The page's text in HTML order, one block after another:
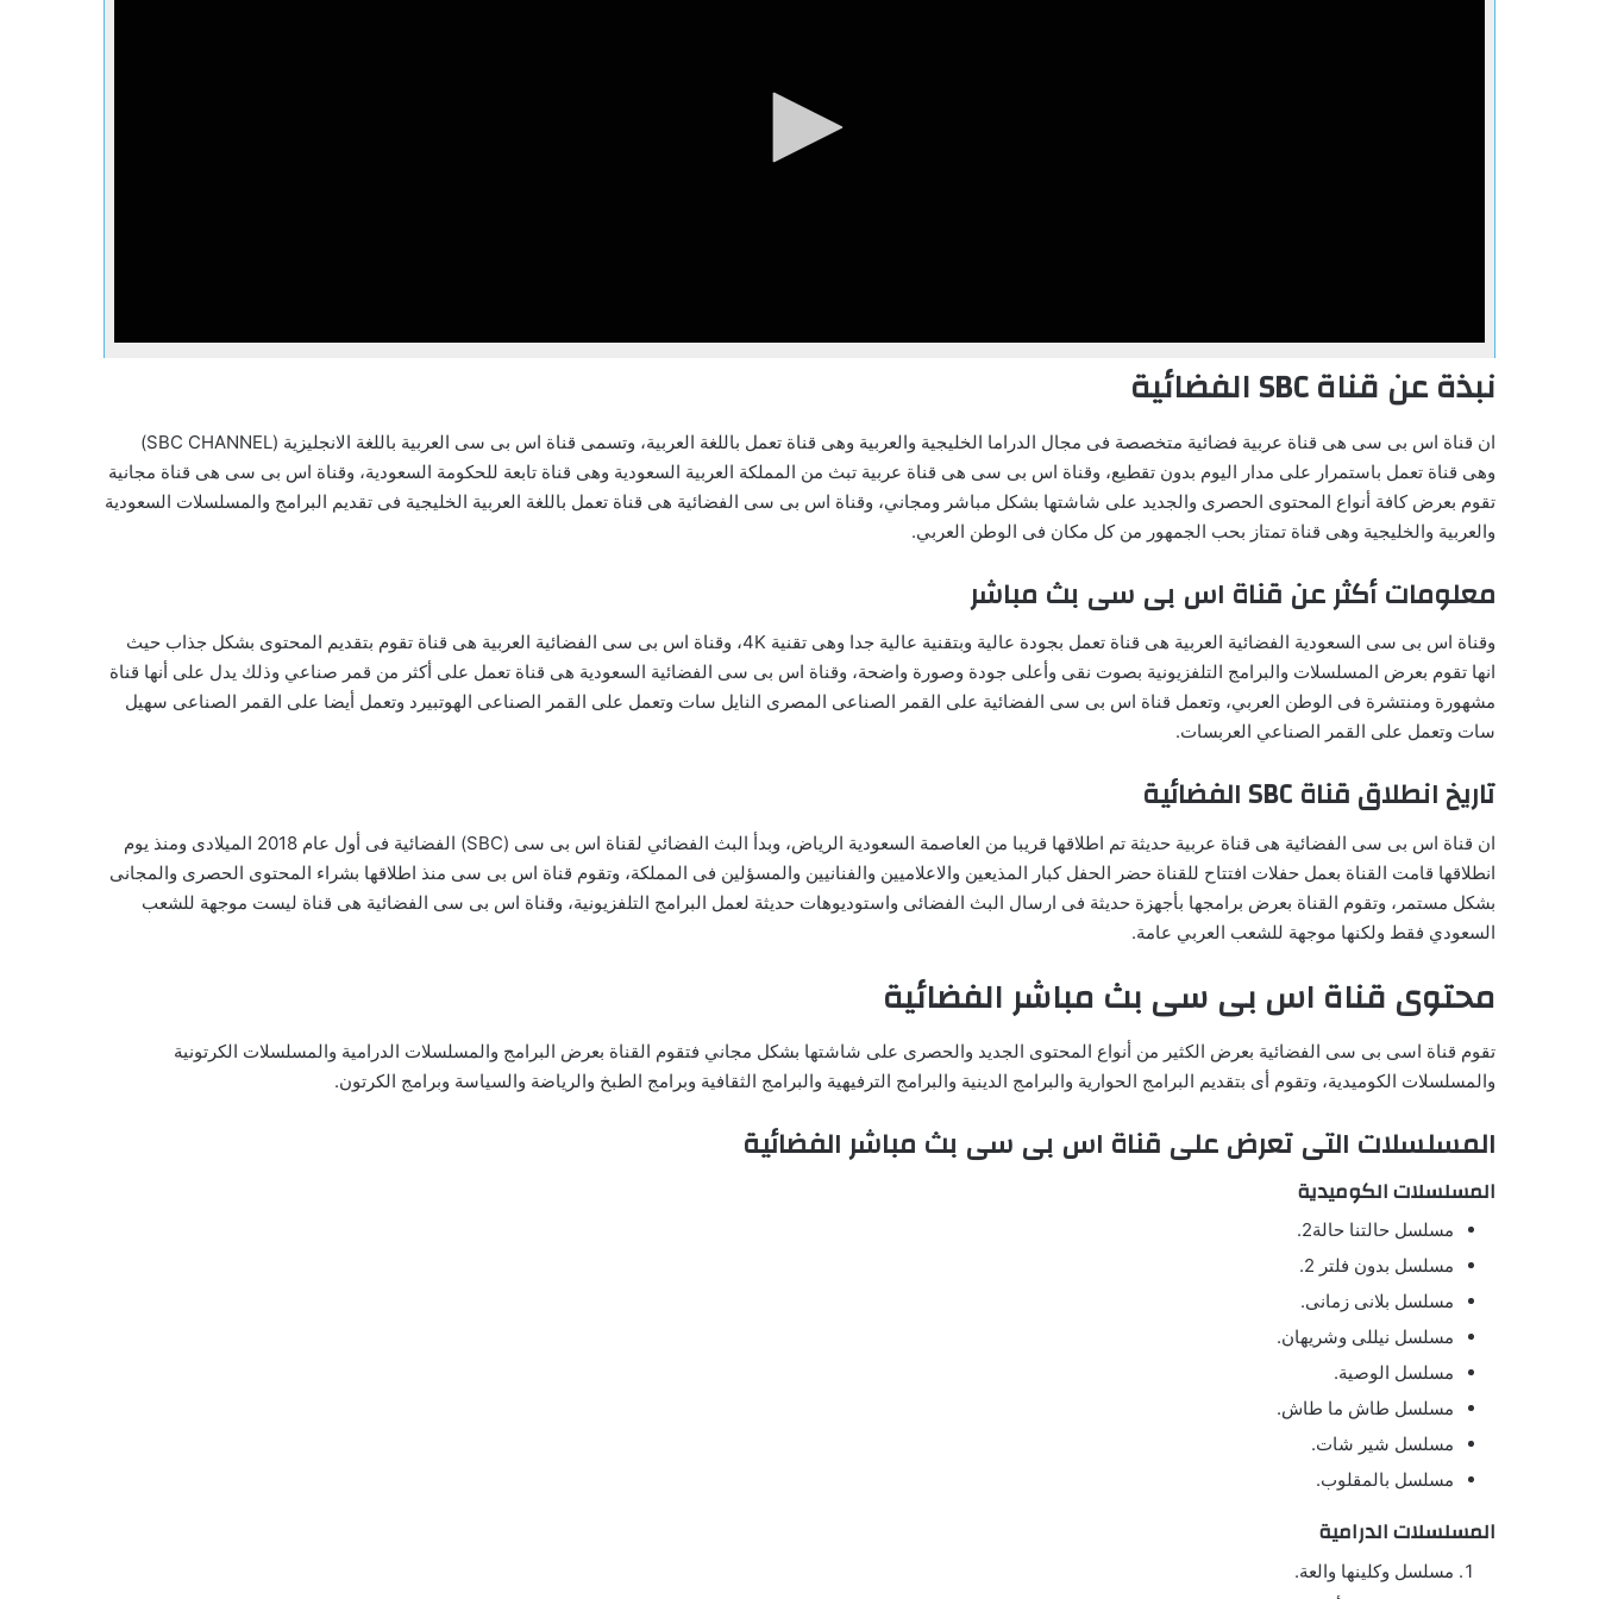
نبذة عن قناة SBC الفضائية
ان قناة اس بى سى هى قناة عربية فضائية متخصصة فى مجال الدراما الخليجية والعربية وهى قناة تعمل باللغة العربية، وتسمى قناة اس بى سى العربية باللغة الانجليزية (SBC CHANNEL)
وهى قناة تعمل باستمرار على مدار اليوم بدون تقطيع، وقناة اس بى سى هى قناة عربية تبث من المملكة العربية السعودية وهى قناة تابعة للحكومة السعودية، وقناة اس بى سى هى قناة مجانية
تقوم بعرض كافة أنواع المحتوى الحصرى والجديد على شاشتها بشكل مباشر ومجاني، وقناة اس بى سى الفضائية هى قناة تعمل باللغة العربية الخليجية فى تقديم البرامج والمسلسلات السعودية
والعربية والخليجية وهى قناة تمتاز بحب الجمهور من كل مكان فى الوطن العربي.
معلومات أكثر عن قناة اس بى سى بث مباشر
وقناة اس بى سى السعودية الفضائية العربية هى قناة تعمل بجودة عالية وبتقنية عالية جدا وهى تقنية 4K، وقناة اس بى سى الفضائية العربية هى قناة تقوم بتقديم المحتوى بشكل جذاب حيث
انها تقوم بعرض المسلسلات والبرامج التلفزيونية بصوت نقى وأعلى جودة وصورة واضحة، وقناة اس بى سى الفضائية السعودية هى قناة تعمل على أكثر من قمر صناعي وذلك يدل على أنها قناة
مشهورة ومنتشرة فى الوطن العربي، وتعمل قناة اس بى سى الفضائية على القمر الصناعى المصرى النايل سات وتعمل على القمر الصناعى الهوتبيرد وتعمل أيضا على القمر الصناعى سهيل
سات وتعمل على القمر الصناعي العربسات.
تاريخ انطلاق قناة SBC الفضائية
ان قناة اس بى سى الفضائية هى قناة عربية حديثة تم اطلاقها قريبا من العاصمة السعودية الرياض، وبدأ البث الفضائي لقناة اس بى سى (SBC) الفضائية فى أول عام 2018 الميلادى ومنذ يوم
انطلاقها قامت القناة بعمل حفلات افتتاح للقناة حضر الحفل كبار المذيعين والاعلاميين والفنانيين والمسؤلين فى المملكة، وتقوم قناة اس بى سى منذ اطلاقها بشراء المحتوى الحصرى والمجانى
بشكل مستمر، وتقوم القناة بعرض برامجها بأجهزة حديثة فى ارسال البث الفضائى واستوديوهات حديثة لعمل البرامج التلفزيونية، وقناة اس بى سى الفضائية هى قناة ليست موجهة للشعب
السعودي فقط ولكنها موجهة للشعب العربي عامة.
محتوى قناة اس بى سى بث مباشر الفضائية
تقوم قناة اسى بى سى الفضائية بعرض الكثير من أنواع المحتوى الجديد والحصرى على شاشتها بشكل مجاني فتقوم القناة بعرض البرامج والمسلسلات الدرامية والمسلسلات الكرتونية
والمسلسلات الكوميدية، وتقوم أى بتقديم البرامج الحوارية والبرامج الدينية والبرامج الترفيهية والبرامج الثقافية وبرامج الطبخ والرياضة والسياسة وبرامج الكرتون.
المسلسلات التى تعرض على قناة اس بى سى بث مباشر الفضائية
المسلسلات الكوميدية
مسلسل حالتنا حالة2.
مسلسل بدون فلتر 2.
مسلسل بلانى زمانى.
مسلسل نيللى وشريهان.
مسلسل الوصية.
مسلسل طاش ما طاش.
مسلسل شير شات.
مسلسل بالمقلوب.
المسلسلات الدرامية
مسلسل وكلينها والعة.